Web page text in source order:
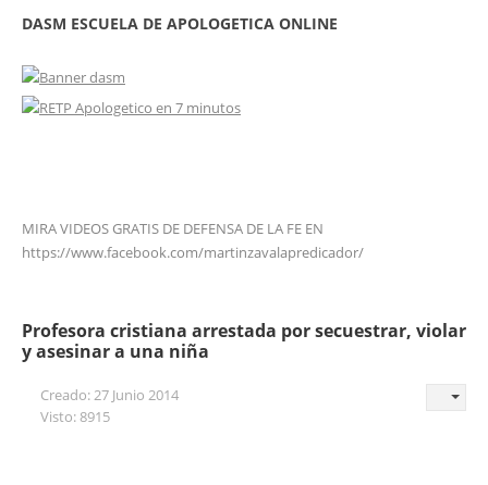
DASM ESCUELA DE APOLOGETICA ONLINE
MIRA VIDEOS GRATIS DE DEFENSA DE LA FE EN
https://www.facebook.com/martinzavalapredicador/
Profesora cristiana arrestada por secuestrar, violar
y asesinar a una niña
Creado: 27 Junio 2014
Visto: 8915